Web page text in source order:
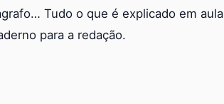
Tudo o que é explicado em aula
para a redação.